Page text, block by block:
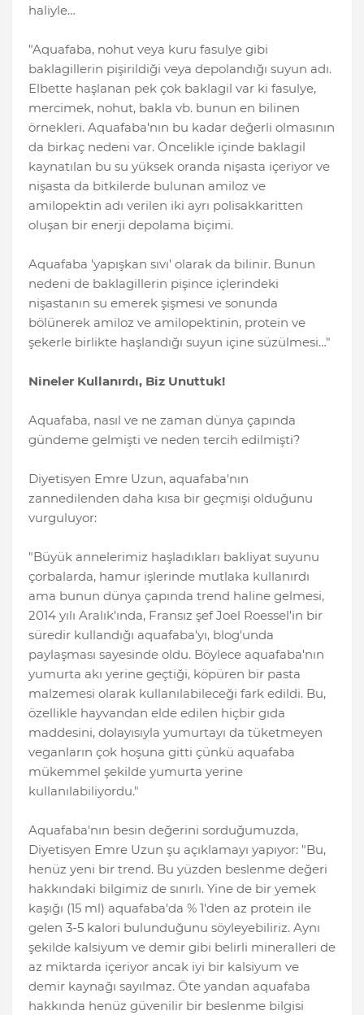
haliyle…
"Aquafaba, nohut veya kuru fasulye gibi
baklagillerin pişirildiği veya depolandığı suyun adı.
Elbette haşlanan pek çok baklagil var ki fasulye,
mercimek, nohut, bakla vb. bunun en bilinen
örnekleri. Aquafaba'nın bu kadar değerli olmasının
da birkaç nedeni var. Öncelikle içinde baklagil
kaynatılan bu su yüksek oranda nişasta içeriyor ve
nişasta da bitkilerde bulunan amiloz ve
amilopektin adı verilen iki ayrı polisakkaritten
oluşan bir enerji depolama biçimi.
Aquafaba 'yapışkan sıvı' olarak da bilinir. Bunun
nedeni de baklagillerin pişince içlerindeki
nişastanın su emerek şişmesi ve sonunda
bölünerek amiloz ve amilopektinin, protein ve
şekerle birlikte haşlandığı suyun içine süzülmesi…"
Nineler Kullanırdı, Biz Unuttuk!
Aquafaba, nasıl ve ne zaman dünya çapında
gündeme gelmişti ve neden tercih edilmişti?
Diyetisyen Emre Uzun, aquafaba'nın
zannedilenden daha kısa bir geçmişi olduğunu
vurguluyor:
"Büyük annelerimiz haşladıkları bakliyat suyunu
çorbalarda, hamur işlerinde mutlaka kullanırdı
ama bunun dünya çapında trend haline gelmesi,
2014 yılı Aralık'ında, Fransız şef Joel Roessel'in bir
süredir kullandığı aquafaba'yı, blog'unda
paylaşması sayesinde oldu. Böylece aquafaba'nın
yumurta akı yerine geçtiği, köpüren bir pasta
malzemesi olarak kullanılabileceği fark edildi. Bu,
özellikle hayvandan elde edilen hiçbir gıda
maddesini, dolayısıyla yumurtayı da tüketmeyen
veganların çok hoşuna gitti çünkü aquafaba
mükemmel şekilde yumurta yerine
kullanılabiliyordu."
Aquafaba'nın besin değerini sorduğumuzda,
Diyetisyen Emre Uzun şu açıklamayı yapıyor: "Bu,
henüz yeni bir trend. Bu yüzden beslenme değeri
hakkındaki bilgimiz de sınırlı. Yine de bir yemek
kaşığı (15 ml) aquafaba'da % 1'den az protein ile
gelen 3-5 kalori bulunduğunu söyleyebiliriz. Aynı
şekilde kalsiyum ve demir gibi belirli mineralleri de
az miktarda içeriyor ancak iyi bir kalsiyum ve
demir kaynağı sayılmaz. Öte yandan aquafaba
hakkında henüz güvenilir bir beslenme bilgisi